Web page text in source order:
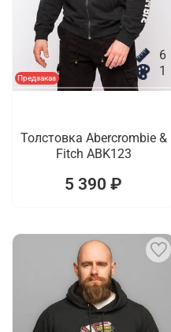
Предзаказ
6
1
Толстовка Abercrombie &
Fitch ABK123
5 390 ₽